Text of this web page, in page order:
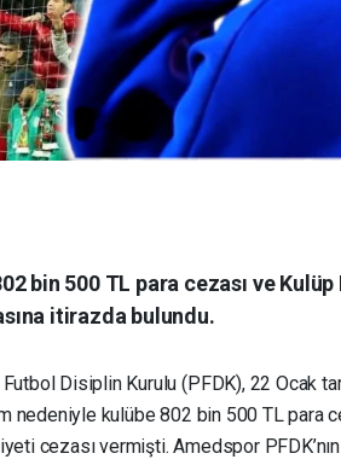
bin 500 TL para cezası ve Kulüp
itirazda bulundu.
Disiplin Kurulu (PFDK), 22 Ocak
nedeniyle kulübe 802 bin 500 TL para
cezası vermişti. Amedspor